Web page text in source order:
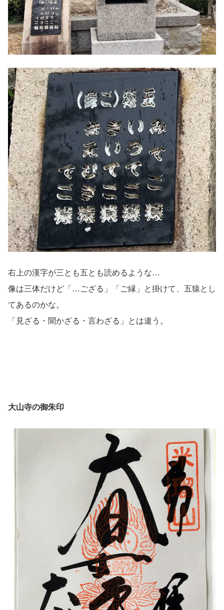
右上の漢字が三とも五とも読めるような…
像は三体だけど「…ござる」「ご縁」と掛けて、五猿とし
てあるのかな。
「見ざる・聞かざる・言わざる」とは違う。
大山寺の御朱印